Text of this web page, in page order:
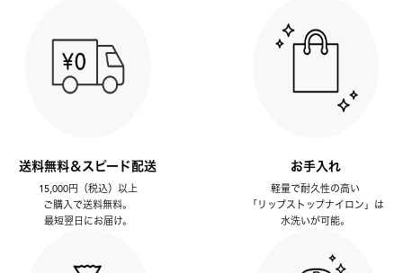
送料無料＆スピード配送
15,000円（税込）以上
ご購入で送料無料。
最短翌日にお届け。
お手入れ
軽量で耐久性の高い
「リップストップナイロン」は
水洗いが可能。